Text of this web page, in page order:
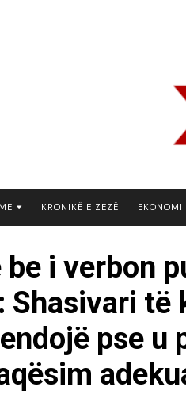
KRONIKË E ZEZË EKONOMI
be i verbon
Shasivari të
pse u